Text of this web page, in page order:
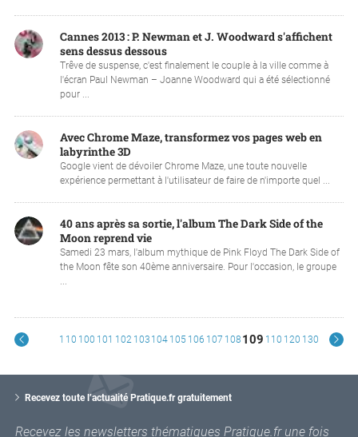
Cannes 2013 : P. Newman et J. Woodward s'affichent
sens dessus dessous
Trêve de suspense, c'est finalement le couple à la ville comme à
l'écran Paul Newman – Joanne Woodward qui a été sélectionné
pour ...
Avec Chrome Maze, transformez vos pages web en
labyrinthe 3D
Google vient de dévoiler Chrome Maze, une toute nouvelle
expérience permettant à l'utilisateur de faire de n'importe quel ...
40 ans après sa sortie, l'album The Dark Side of the
Moon reprend vie
Samedi 23 mars, l'album mythique de Pink Floyd The Dark Side of
the Moon fête son 40ème anniversaire. Pour l'occasion, le groupe
...
1 10 100 101 102 103 104 105 106 107 108 109 110 120 130
Recevez toute l’actualité Pratique.fr gratuitement
Recevez les newsletters thématiques Pratique.fr une fois
o
r